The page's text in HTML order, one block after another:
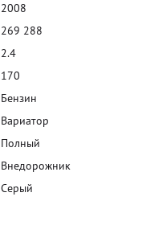
2008
269 288
2.4
170
Бензин
Вариатор
Полный
Внедорожник
Серый